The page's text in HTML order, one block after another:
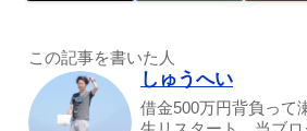
この記事を書いた人
しゅうへい
借金500万円背負って